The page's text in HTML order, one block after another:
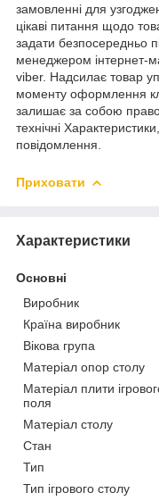
замовленні для
цікаві питання щодо
задати безпосередньо
менеджером інтернет-
viber. Надсилає товар
моменту оформлення
залишає за собою право
технічні
повідомлення.
Приховати
Характеристики
Основні
Виробник
Країна виробник
Вікова група
Матеріал опор столу
Матеріал плити
поля
Матеріал столу
Стан
Тип
Тип ігрового столу